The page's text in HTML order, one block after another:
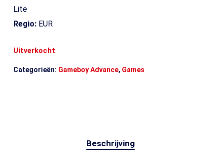
Lite
Regio:EUR
Uitverkocht
Categorieën: Gameboy Advance, Games
Beschrijving